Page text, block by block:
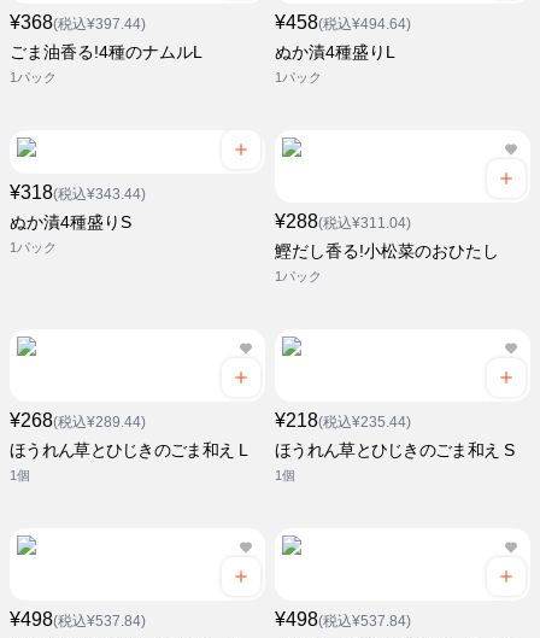
¥368(税込¥397.44)
ごま油香る!4種のナムルL
1パック
¥458(税込¥494.64)
ぬか漬4種盛りL
1パック
¥318(税込¥343.44)
ぬか漬4種盛りS
1パック
¥288(税込¥311.04)
鰹だし香る!小松菜のおひたし
1パック
¥268(税込¥289.44)
ほうれん草とひじきのごま和え L
1個
¥218(税込¥235.44)
ほうれん草とひじきのごま和え S
1個
¥498(税込¥537.84) ¥498(税込¥537.84)